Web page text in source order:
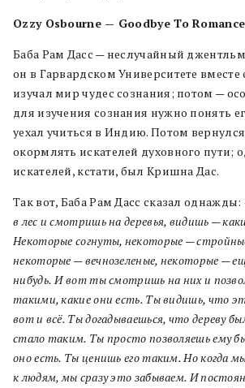
Ozzy Osbourne — Goodbye To Romance
Баба Рам Дасс — неслучайный
он в Гарвардском Университете
изучал мир чудес сознания; потом —
для изучения сознания нужно понять
уехал учиться в Индию. Потом
окормлять искателей духовного пути;
искателей, кстати, был Кришна Дас.
Так вот, Баба Рам Дасс сказал однажды:
в лес и смотришь на деревья, видишь —
Некоторые согнуты, некоторые —
некоторые — вечнозеленые, некоторые —
нибудь. И вот ты смотришь на них и
такими, какие они есть. Ты видишь, что
вот и всё. Ты догадываешься, что дереву
стало таким. Ты просто позволяешь ему
оно есть. Ты ценишь его таким. Но когда
к людям, мы сразу это забываем. И